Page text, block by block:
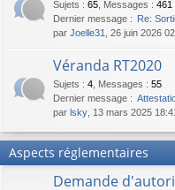
Sujets : 65 Messages : 461
Dernier message : Re:
par Joelle31 , 26 juin 2026
Véranda RT2020
Sujets : 4 Messages : 55
Dernier message :
par lsky , 13 mars 2025
Aspects réglementaires
Demande